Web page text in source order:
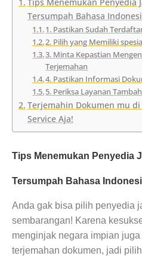
Tersumpah Bahasa
1. Pastikan Sudah
2. Pilih yang Memiliki
3. Minta Kepastian
Terjemahan
4. Pastikan Informasi
5. Periksa Layanan
Terjemahin Dokumen mu
Service Aja!
Tips Menemukan Penyedia
Tersumpah Bahasa
Anda gak bisa pilih penyedia
sembarangan! Karena
menginjak negara impian
terjemahan dokumen, jadi